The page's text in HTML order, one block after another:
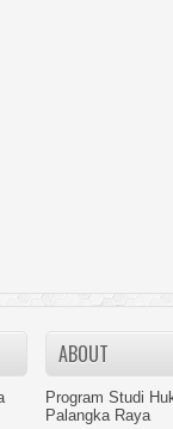
ABOUT
Program Studi
Palangka Raya